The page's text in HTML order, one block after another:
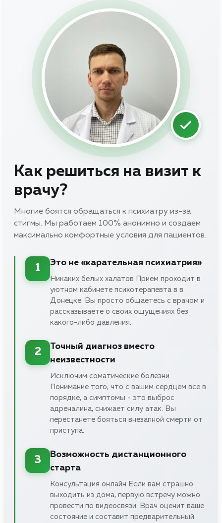
Как решиться на визит к
врачу?
Многие боятся обращаться к психиатру из-за
стигмы. Мы работаем 100% анонимно и создаем
максимально комфортные условия для пациентов.
1
Это не «карательная психиатрия»
Никаких белых халатов Прием проходит в
уютном кабинете психотерапевта в в
Донецке. Вы просто общаетесь с врачом и
рассказываете о своих ощущениях без
какого-либо давления.
2
Точный диагноз вместо
неизвестности
Исключим соматические болезни
Понимание того, что с вашим сердцем все в
порядке, а симптомы - это выброс
адреналина, снижает силу атак. Вы
перестанете бояться внезапной смерти от
приступа.
3
Возможность дистанционного
старта
Консультация онлайн Если вам страшно
выходить из дома, первую встречу можно
провести по видеосвязи. Врач оценит ваше
состояние и составит предварительный